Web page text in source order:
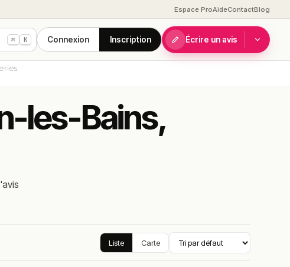
Espace ProAideContactBlog
⌘ K Connexion Inscription Écrire un avis
les-Bains,
Liste Carte